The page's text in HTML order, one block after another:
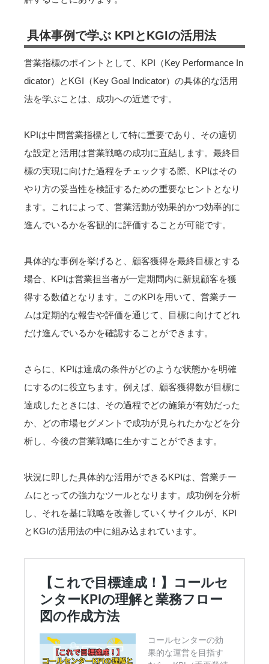
具体事例で学ぶ KPIとKGIの活用法
営業指標のポイントとして、KPI（Key Performance In
dicator）とKGI（Key Goal Indicator）の具体的な活用
法を学ぶことは、成功への近道です。
KPIは中間営業指標として特に重要であり、その適切
な設定と活用は営業戦略の成功に直結します。最終目
標の実現に向けた過程をチェックする際、KPIはその
やり方の妥当性を検証するための重要なヒントとなり
ます。これによって、営業活動が効果的かつ効率的に
進んでいるかを客観的に評価することが可能です。
具体的な事例を挙げると、顧客獲得を最終目標とする
場合、KPIは営業担当者が一定期間内に新規顧客を獲
得する数値となります。このKPIを用いて、営業チー
ムは定期的な報告や評価を通じて、目標に向けてどれ
だけ進んでいるかを確認することができます。
さらに、KPIは達成の条件がどのような状態かを明確
にするのに役立ちます。例えば、顧客獲得数が目標に
達成したときには、その過程でどの施策が有効だった
か、どの市場セグメントで成功が見られたかなどを分
析し、今後の営業戦略に生かすことができます。
状況に即した具体的な活用ができるKPIは、営業チー
ムにとっての強力なツールとなります。成功例を分析
し、それを基に戦略を改善していくサイクルが、KPI
とKGIの活用法の中に組み込まれています。